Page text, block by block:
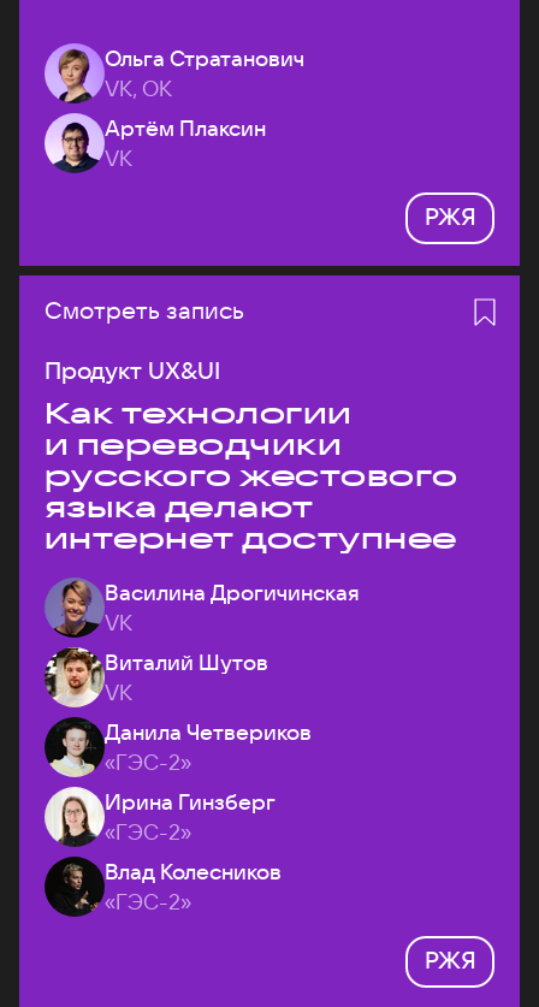
Ольга Стратанович
VK, ОК
Артём Плаксин
VK
РЖЯ
Смотреть запись
Продукт UX&UI
Как технологии
и переводчики
русского жестового
языка делают
интернет доступнее
Василина Дрогичинская
VK
Виталий Шутов
VK
Данила Четвериков
«ГЭС-2»
Ирина Гинзберг
«ГЭС-2»
Влад Колесников
«ГЭС-2»
РЖЯ